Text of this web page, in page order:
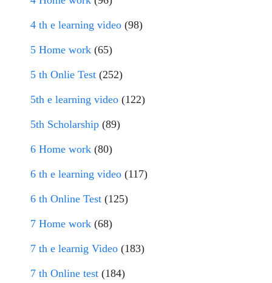
4 th e learning video (98)
5 Home work (65)
5 th Onlie Test (252)
5th e learning video (122)
5th Scholarship (89)
6 Home work (80)
6 th e learning video (117)
6 th Online Test (125)
7 Home work (68)
7 th e learnig Video (183)
7 th Online test (184)